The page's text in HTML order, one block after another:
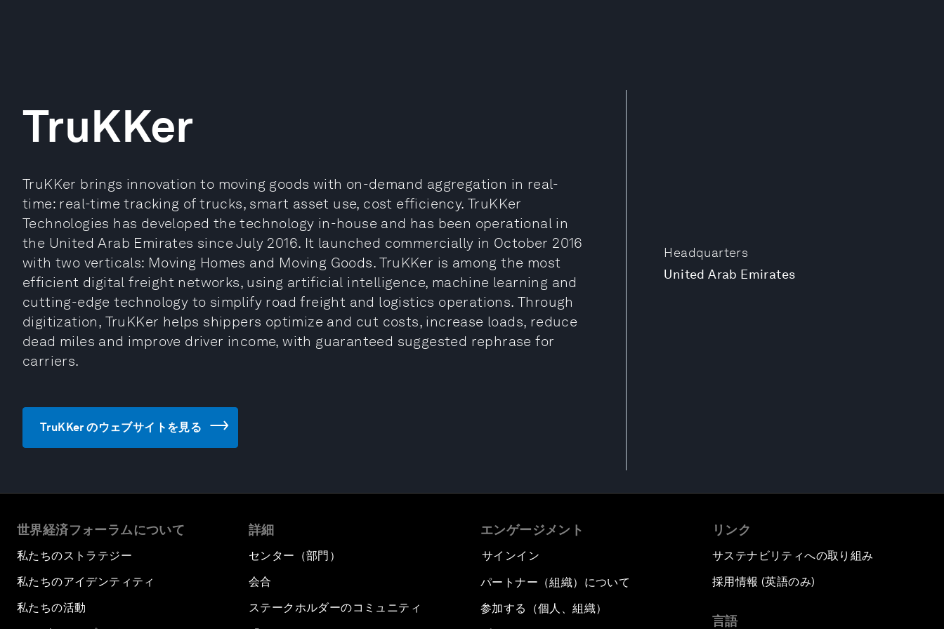
Headquarters
United Arab Emirates
TruKKer
TruKKer brings innovation to moving goods with on-demand aggregation in real-
time: real-time tracking of trucks, smart asset use, cost efficiency. TruKKer
Technologies has developed the technology in-house and has been operational in
the United Arab Emirates since July 2016. It launched commercially in October 2016
with two verticals: Moving Homes and Moving Goods. TruKKer is among the most
efficient digital freight networks, using artificial intelligence, machine learning and
cutting-edge technology to simplify road freight and logistics operations. Through
digitization, TruKKer helps shippers optimize and cut costs, increase loads, reduce
dead miles and improve driver income, with guaranteed suggested rephrase for
carriers.
TruKKer のウェブサイトを見る
世界経済フォーラムについて
私たちのストラテジー
私たちのアイデンティティ
私たちの活動
詳細
センター（部門）
会合
ステークホルダーのコミュニティ
エンゲージメント
サインイン
パートナー（組織）について
参加する（個人、組織）
リンク
サステナビリティへの取り組み
採用情報 (英語のみ)
言語